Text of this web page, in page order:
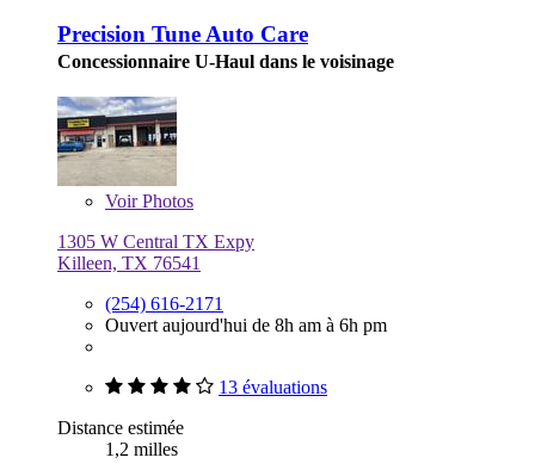
Precision Tune Auto Care
Concessionnaire U-Haul dans le voisinage
VoirPhotos
1305 W Central TX Expy
Killeen, TX 76541
(254) 616-2171
Ouvert aujourd'hui de 8h am à 6h pm
13 évaluations
Distance estimée
1,2 milles